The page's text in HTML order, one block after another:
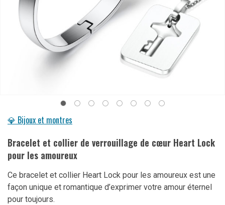
💎 Bijoux et montres
Bracelet et collier de verrouillage de cœur Heart Lock
pour les amoureux
Ce bracelet et collier Heart Lock pour les amoureux est une
façon unique et romantique d’exprimer votre amour éternel
pour toujours.